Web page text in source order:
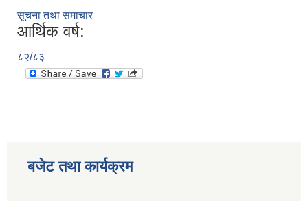
सूचना तथा समाचार
आर्थिक वर्ष:
८२/८३
बजेट तथा कार्यक्रम